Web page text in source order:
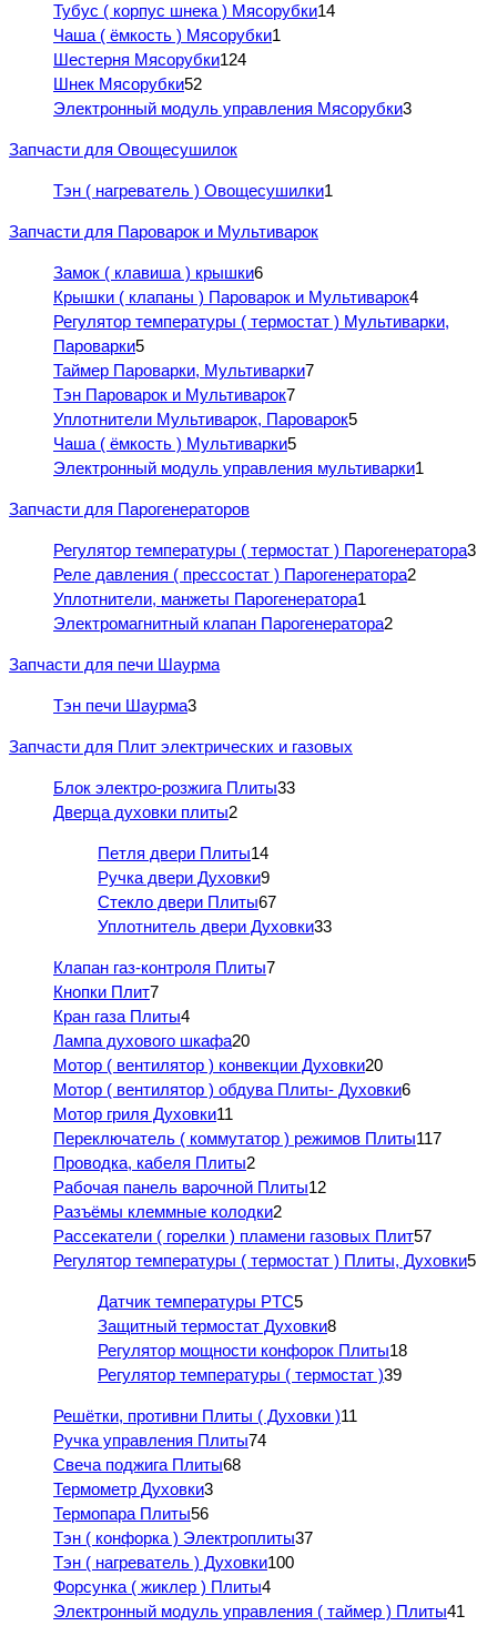
Тубус ( корпус шнека ) Мясорубки14
Чаша ( ёмкость ) Мясорубки1
Шестерня Мясорубки124
Шнек Мясорубки52
Электронный модуль управления Мясорубки3
Запчасти для Овощесушилок
Тэн ( нагреватель ) Овощесушилки1
Запчасти для Пароварок и Мультиварок
Замок ( клавиша ) крышки6
Крышки ( клапаны ) Пароварок и Мультиварок4
Регулятор температуры ( термостат ) Мультиварки,
Пароварки5
Таймер Пароварки, Мультиварки7
Тэн Пароварок и Мультиварок7
Уплотнители Мультиварок, Пароварок5
Чаша ( ёмкость ) Мультиварки5
Электронный модуль управления мультиварки1
Запчасти для Парогенераторов
Регулятор температуры ( термостат ) Парогенератора3
Реле давления ( прессостат ) Парогенератора2
Уплотнители, манжеты Парогенератора1
Электромагнитный клапан Парогенератора2
Запчасти для печи Шаурма
Тэн печи Шаурма3
Запчасти для Плит электрических и газовых
Блок электро-розжига Плиты33
Дверца духовки плиты2
Петля двери Плиты14
Ручка двери Духовки9
Стекло двери Плиты67
Уплотнитель двери Духовки33
Клапан газ-контроля Плиты7
Кнопки Плит7
Кран газа Плиты4
Лампа духового шкафа20
Мотор ( вентилятор ) конвекции Духовки20
Мотор ( вентилятор ) обдува Плиты- Духовки6
Мотор гриля Духовки11
Переключатель ( коммутатор ) режимов Плиты117
Проводка, кабеля Плиты2
Рабочая панель варочной Плиты12
Разъёмы клеммные колодки2
Рассекатели ( горелки ) пламени газовых Плит57
Регулятор температуры ( термостат ) Плиты, Духовки5
Датчик температуры PTC5
Защитный термостат Духовки8
Регулятор мощности конфорок Плиты18
Регулятор температуры ( термостат )39
Решётки, противни Плиты ( Духовки )11
Ручка управления Плиты74
Свеча поджига Плиты68
Термометр Духовки3
Термопара Плиты56
Тэн ( конфорка ) Электроплиты37
Тэн ( нагреватель ) Духовки100
Форсунка ( жиклер ) Плиты4
Электронный модуль управления ( таймер ) Плиты41